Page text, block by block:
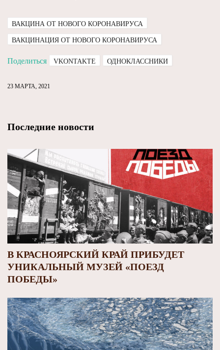
ВАКЦИНА ОТ НОВОГО КОРОНАВИРУСА
ВАКЦИНАЦИЯ ОТ НОВОГО КОРОНАВИРУСА
Поделиться VKONTAKTE ОДНОКЛАССНИКИ
23 МАРТА, 2021
Последние новости
В КРАСНОЯРСКИЙ КРАЙ ПРИБУДЕТ
УНИКАЛЬНЫЙ МУЗЕЙ «ПОЕЗД
ПОБЕДЫ»